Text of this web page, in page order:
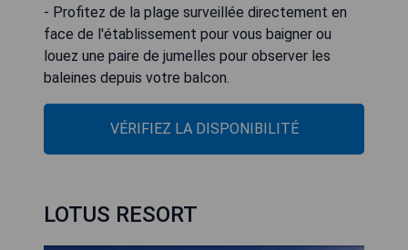
- Profitez de la plage surveillée directement en
face de l'établissement pour vous baigner ou
louez une paire de jumelles pour observer les
baleines depuis votre balcon.
VÉRIFIEZ LA DISPONIBILITÉ
LOTUS RESORT